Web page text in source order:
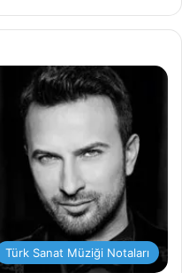
Türk Sanat Müziği Notaları